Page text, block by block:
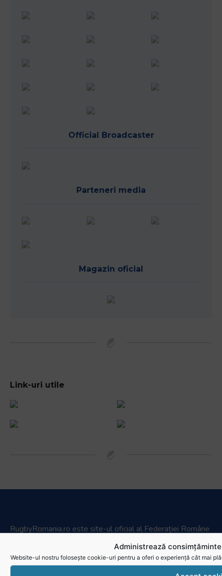
Administrează
Website-ul nostru folosește cookie-uri pentru a oferi o experiență cât mai
Official Broadcaster
Parteneri media
Magazin oficial
Link-uri utile
RugbyRomania.ro este site-ul oficial al Federației Române
Bd. Mărăști nr. 18-20, sector 1, București